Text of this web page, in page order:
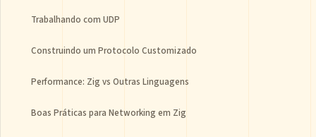
Trabalhando com UDP
Construindo um Protocolo Customizado
Performance: Zig vs Outras Linguagens
Boas Práticas para Networking em Zig